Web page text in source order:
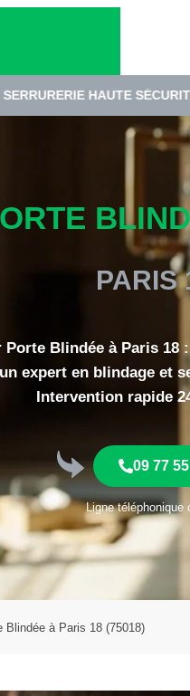
HAUTE SÉCURITÉ 75018
PARIS
Porte Blindée à Paris 18
expert en blindage et
Intervention rapide
09 77
Ligne téléphonique
Blindée à Paris 18 (75018)